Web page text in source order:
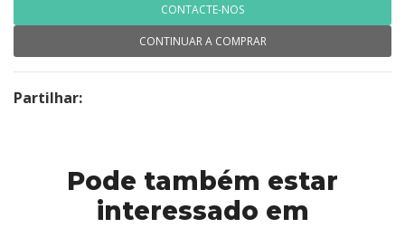
CONTACTE-NOS
CONTINUAR A COMPRAR
Partilhar:
Pode também estar
interessado em